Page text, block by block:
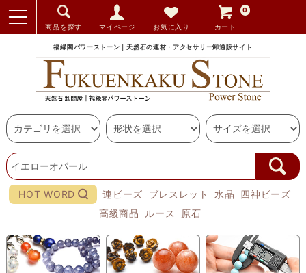
商品を探す マイページ お気に入り カート
0
福縁閣パワーストーン｜天然石の連材・アクセサリー卸通販サイト
HOT WORD 連ビーズ ブレスレット 水晶
四神ビーズ
高級商品
ルース 原石